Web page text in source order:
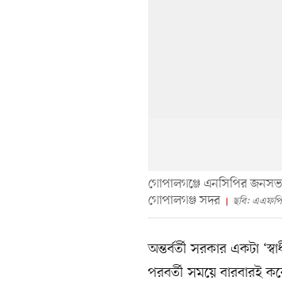
গোপালগঞ্জে এনসিপির
গোপালগঞ্জ সদর
ছবি: এএফপি
অন্তর্বর্তী সরকার একটা
পরবর্তী সময়ে বারবারই